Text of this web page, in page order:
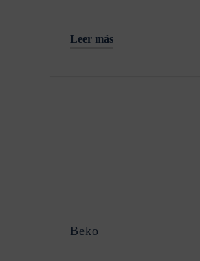
Leer más
Beko